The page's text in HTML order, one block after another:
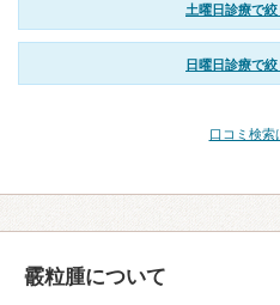
土曜日診療で
日曜日診療で
口コミ検索
霰粒腫について